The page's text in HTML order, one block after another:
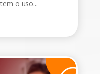
o uso...